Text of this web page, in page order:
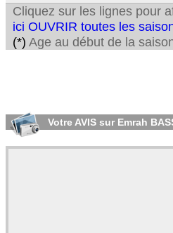
Cliquez sur les lignes pour
ici OUVRIR toutes les
(*) Age au début de la
Votre AVIS sur Emrah